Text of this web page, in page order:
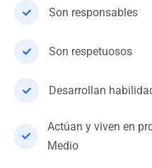
Son responsables
Son respetuosos
Desarrollan
Actúan y viven en
Medio